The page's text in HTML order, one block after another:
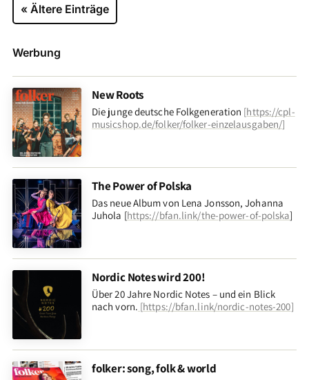
« Ältere Einträge
Werbung
New Roots
Die junge deutsche Folkgeneration [https://cpl-
musicshop.de/folker/folker-einzelausgaben/]
The Power of Polska
Das neue Album von Lena Jonsson, Johanna
Juhola [https://bfan.link/the-power-of-polska]
Nordic Notes wird 200!
Über 20 Jahre Nordic Notes – und ein Blick
nach vorn. [https://bfan.link/nordic-notes-200]
folker: song, folk & world